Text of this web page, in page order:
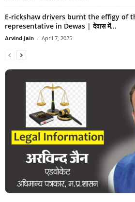
E-rickshaw drivers burnt the effigy of
representative in Dewas | देवास में...
Arvind Jain - April 7, 2025